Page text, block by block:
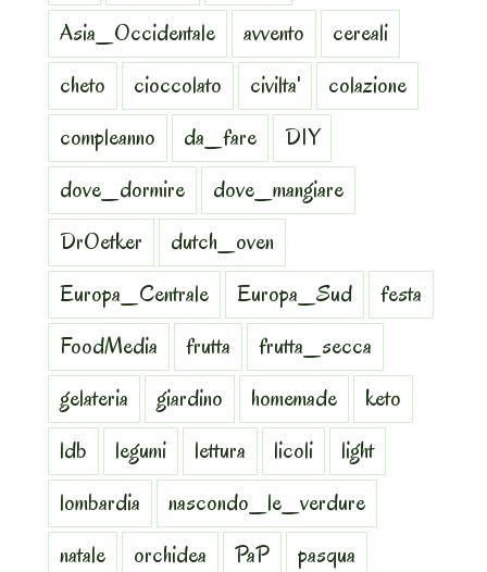
Asia_Occidentale
avvento
cereali
cheto
cioccolato civilta'
colazione
compleanno
da_fare
DIY
dove_dormire
dove_mangiare
DrOetker
dutch_oven
Europa_Centrale
Europa_Sud
festa
FoodMedia
frutta
frutta_secca
gelateria
giardino homemade
keto
ldb
legumi lettura licoli
light
lombardia
nascondo_le_verdure
natale
orchidea PaP
pasqua